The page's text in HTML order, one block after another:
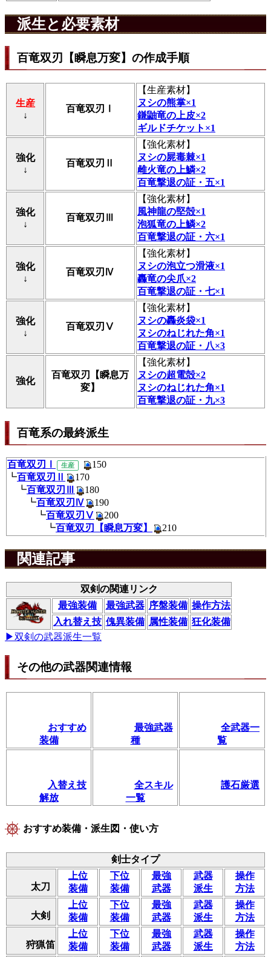
派生と必要素材
百竜双刃【瞬息万変】の作成手順
生産
↓
百竜双刃Ⅰ
【生産素材】
ヌシの熊掌×1
鎌鼬竜の上皮×2
ギルドチケット×1
強化
↓
百竜双刃Ⅱ
【強化素材】
ヌシの屍毒棘×1
雌火竜の上鱗×2
百竜撃退の証・五×1
強化
↓
百竜双刃Ⅲ
【強化素材】
風神龍の堅殻×1
泡狐竜の上鱗×2
百竜撃退の証・六×1
強化
↓
百竜双刃Ⅳ
【強化素材】
ヌシの泡立つ滑液×1
轟竜の尖爪×2
百竜撃退の証・七×1
強化
↓
百竜双刃Ⅴ
【強化素材】
ヌシの轟炎袋×1
ヌシのねじれた角×1
百竜撃退の証・八×3
強化
百竜双刃【瞬息万
変】
【強化素材】
ヌシの超電殻×2
ヌシのねじれた角×1
百竜撃退の証・九×3
百竜系の最終派生
百竜双刃Ⅰ 生産
150
┗百竜双刃Ⅱ
170
┗百竜双刃Ⅲ
180
┗百竜双刃Ⅳ
190
┗百竜双刃Ⅴ
200
┗百竜双刃【瞬息万変】 210
関連記事
双剣の関連リンク
最強装備
最強武器 序盤装備 操作方法
入れ替え技 傀異装備 属性装備 狂化装備
▶双剣の武器派生一覧
その他の武器関連情報
おすすめ
装備
最強武器
種
全武器一
覧
入替え技
解放
全スキル
一覧
護石厳選
おすすめ装備・派生図・使い方
剣士タイプ
太刀
上位
装備
下位
装備
最強
武器
武器
派生
操作
方法
大剣
上位
装備
下位
装備
最強
武器
武器
派生
操作
方法
狩猟笛
上位
装備
下位
装備
最強
武器
武器
派生
操作
方法